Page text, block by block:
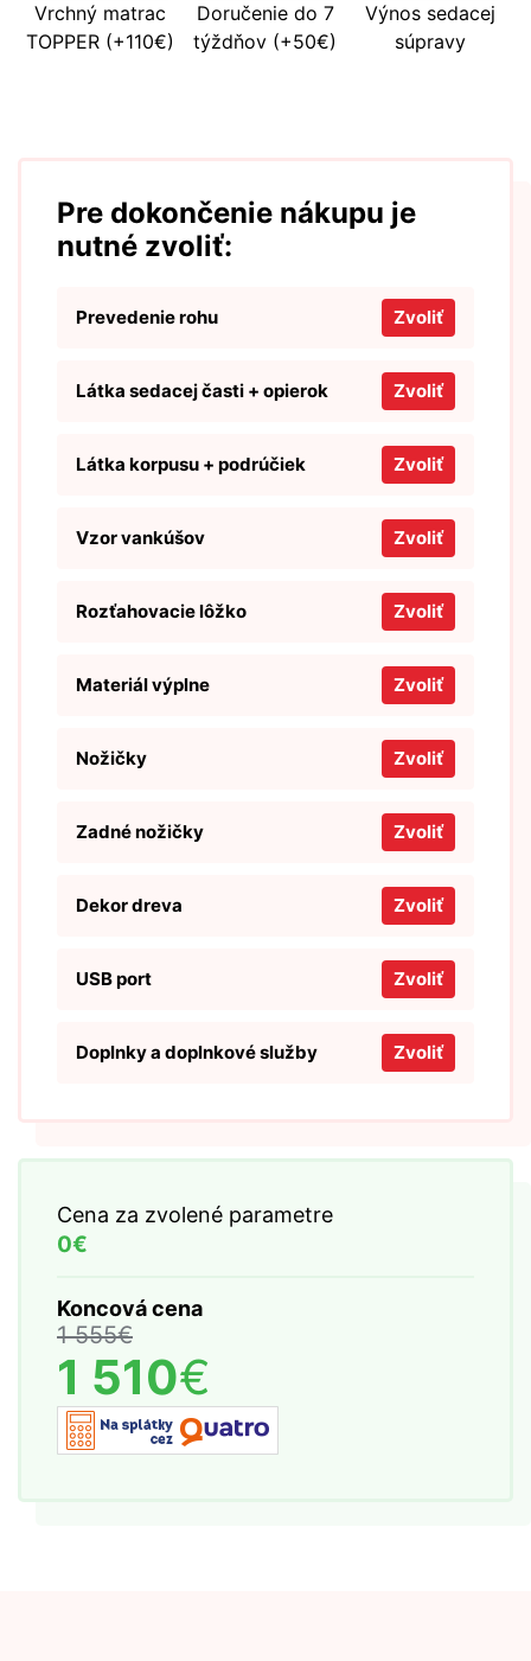
Vrchný matrac
TOPPER (+110€)
Doručenie do 7
týždňov (+50€)
Výnos sedacej
súpravy
Pre dokončenie nákupu je
nutné zvoliť:
Prevedenie rohu Zvoliť
Látka sedacej časti + opierok Zvoliť
Látka korpusu + podrúčiek Zvoliť
Vzor vankúšov Zvoliť
Rozťahovacie lôžko Zvoliť
Materiál výplne Zvoliť
Nožičky Zvoliť
Zadné nožičky Zvoliť
Dekor dreva Zvoliť
USB port Zvoliť
Doplnky a doplnkové služby Zvoliť
Cena za zvolené parametre
0€
Koncová cena
1 555€
1 510€